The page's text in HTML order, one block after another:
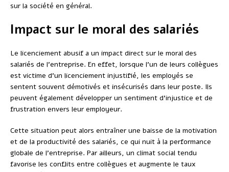
sur la société en général.
Impact sur le moral des salariés
Le licenciement abusif a un impact direct sur le moral des
salariés de l’entreprise. En effet, lorsque l’un de leurs collègues
est victime d’un licenciement injustifié, les employés se
sentent souvent démotivés et insécurisés dans leur poste. Ils
peuvent également développer un sentiment d’injustice et de
frustration envers leur employeur.
Cette situation peut alors entraîner une baisse de la motivation
et de la productivité des salariés, ce qui nuit à la performance
globale de l’entreprise. Par ailleurs, un climat social tendu
favorise les conflits entre collègues et augmente le taux